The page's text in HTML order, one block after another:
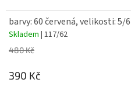
barvy: 60 červená, velikosti: 5/6
Skladem | 117/62
480 Kč
390 Kč